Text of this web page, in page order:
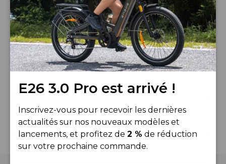
Protection à 100 % contre les problèmes de livraison
WORRY-FREE PURCHASE® PAR seel
Size
What's in the Box ?
FAQ
E26 3.0 Pro est arrivé !
Inscrivez-vous pour recevoir les dernières
actualités sur nos nouveaux modèles et
lancements, et profitez de 2 % de réduction
sur votre prochaine commande.